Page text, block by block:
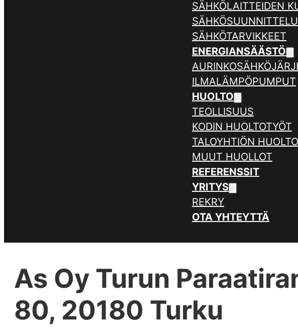
SÄHKÖLAITTEIDEN
SÄHKÖSUUNNITTELU
SÄHKÖTARVIKKEET
ENERGIANSÄÄSTÖ
ILMALÄMPÖPUMPUT
HUOLTO
TEOLLISUUS
KODIN HUOLTOTYÖT
TALOYHTIÖN
MUUT HUOLLOT
REFERENSSIT
YRITYS
REKRY
OTA YHTEYTTÄ
As Oy Turun
80, 20180 Turku